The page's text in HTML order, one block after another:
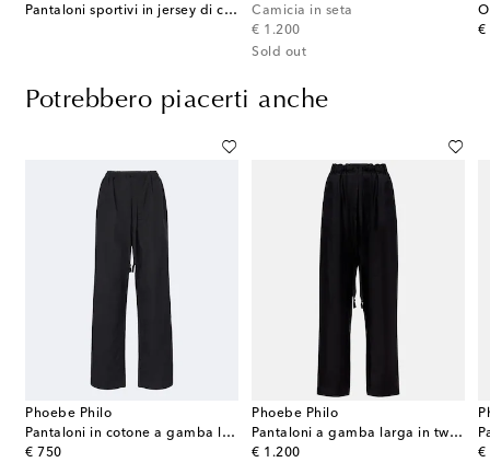
Pantaloni sportivi in jersey di cotone
Camicia in seta
€ 1.200
original price
Sold out
€
Potrebbero piacerti anche
Phoebe Philo
Pantaloni in cotone a gamba larga
€ 750
original price
Phoebe Philo
Pantaloni a gamba larga in twill di seta
€ 1.200
original price
€